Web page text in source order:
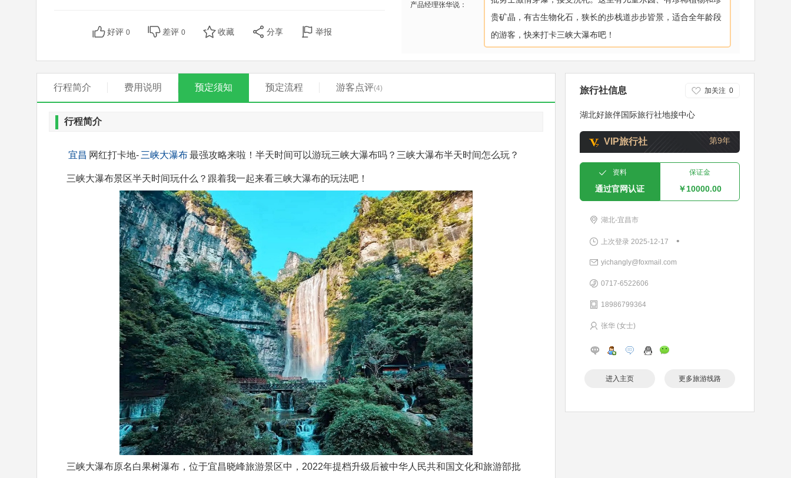
好评 0 差评 0 收藏 分享 举报
产品经理张华说：
贵矿晶，有古生物化石，狭长的步栈道步步皆景，适合全年龄段
的游客，快来打卡三峡大瀑布吧！
行程简介 费用说明 预定须知 预定流程 游客点评(4)
行程简介
宜昌 网红打卡地- 三峡大瀑布最强攻略来啦！半天时间可以游玩三峡大瀑布吗？三峡大瀑布半天时间怎么玩？
三峡大瀑布景区半天时间玩什么？跟着我一起来看三峡大瀑布的玩法吧！
三峡大瀑布原名白果树瀑布，位于宜昌晓峰旅游景区中，2022年提档升级后被中华人民共和国文化和旅游部批
旅行社信息 加关注 0
湖北好旅伴国际旅行社地接中心
VIP旅行社 第9年
资料
通过官网认证
保证金
￥10000.00
湖北-宜昌市
上次登录 2025-12-17 •
yichangly@foxmail.com
0717-6522606
18986799364
张华 (女士)
进入主页 更多旅游线路